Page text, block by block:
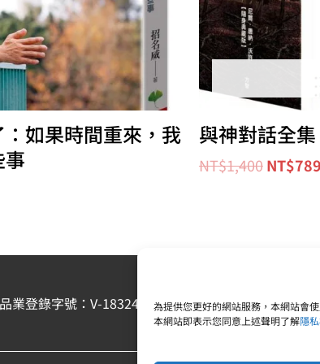
為提供您更好的網站服務，本網站會
本網站即表示您同意上述聲明了解隱
如果時間重來，我
與神對話全
NT$1,400NT$789
業登錄字號：V-183242378-00000-6 | 統一編號：